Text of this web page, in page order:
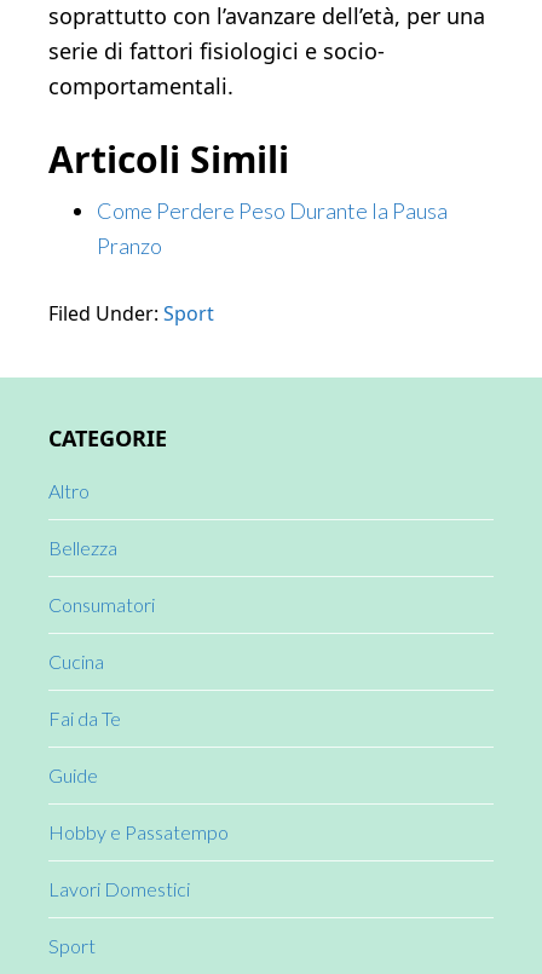
soprattutto con l’avanzare dell’età, per una
serie di fattori fisiologici e socio-
comportamentali.
Articoli Simili
Come Perdere Peso Durante la Pausa
Pranzo
Filed Under: Sport
Sidebar
CATEGORIE
Altro
Bellezza
Consumatori
Cucina
Fai da Te
Guide
Hobby e Passatempo
Lavori Domestici
Sport